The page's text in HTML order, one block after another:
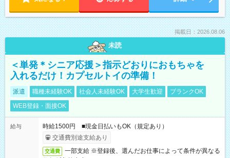
掲載日：2026.08.06
未読
＜単発＊シニア応援＞指示どおりにおもちゃを
入れるだけ！カプセルトイの準備！
派遣 職種未経験OK 社会人未経験OK 大学生歓迎
ブランクOK
WEB登録・面接OK
給与
時給1500円 ■現金日払いもOK（規定あり）
交通費別途支給あり
交通費
一部支給 ※登録後、選んだお仕事によって条件が異なる